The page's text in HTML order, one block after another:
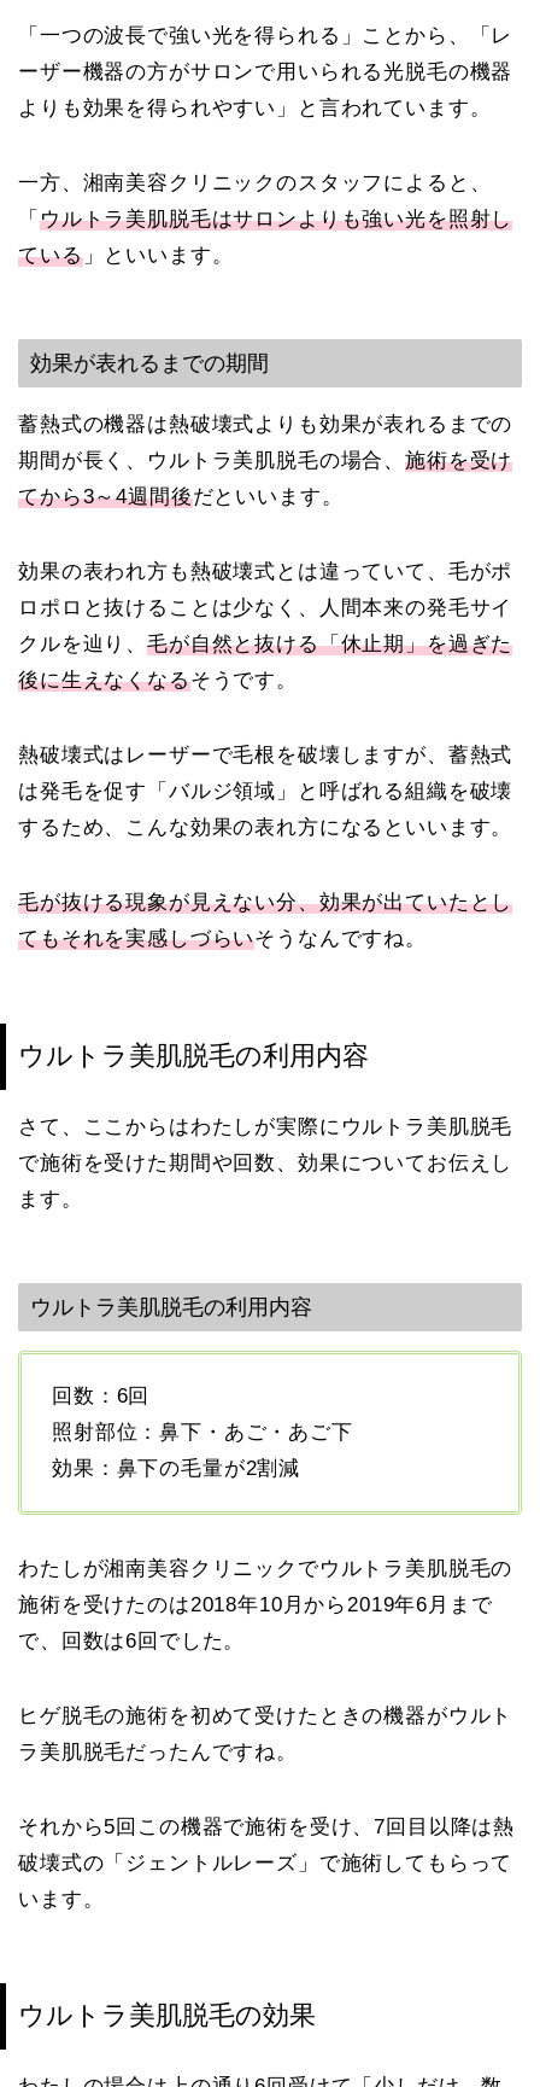
「一つの波長で強い光を得られる」ことから、「レ
ーザー機器の方がサロンで用いられる光脱毛の機器
よりも効果を得られやすい」と言われています。
一方、湘南美容クリニックのスタッフによると、
「 ウルトラ美肌脱毛はサロンよりも強い光を照射し
ている」といいます。
効果が表れるまでの期間
蓄熱式の機器は熱破壊式よりも効果が表れるまでの
期間が長く、ウルトラ美肌脱毛の場合、施術を受け
てから3～4週間後だといいます。
効果の表われ方も熱破壊式とは違っていて、毛がポ
ロポロと抜けることは少なく、人間本来の発毛サイ
クルを辿り、毛が自然と抜ける「休止期」を過ぎた
後に生えなくなるそうです。
熱破壊式はレーザーで毛根を破壊しますが、蓄熱式
は発毛を促す「バルジ領域」と呼ばれる組織を破壊
するため、こんな効果の表れ方になるといいます。
毛が抜ける現象が見えない分、効果が出ていたとし
てもそれを実感しづらいそうなんですね。
ウルトラ美肌脱毛の利用内容
さて、ここからはわたしが実際にウルトラ美肌脱毛
で施術を受けた期間や回数、効果についてお伝えし
ます。
ウルトラ美肌脱毛の利用内容
回数：6回
照射部位：鼻下・あご・あご下
効果：鼻下の毛量が2割減
わたしが湘南美容クリニックでウルトラ美肌脱毛の
施術を受けたのは2018年10月から2019年6月まで
で、回数は6回でした。
ヒゲ脱毛の施術を初めて受けたときの機器がウルト
ラ美肌脱毛だったんですね。
それから5回この機器で施術を受け、7回目以降は熱
破壊式の「ジェントルレーズ」で施術してもらって
います。
ウルトラ美肌脱毛の効果